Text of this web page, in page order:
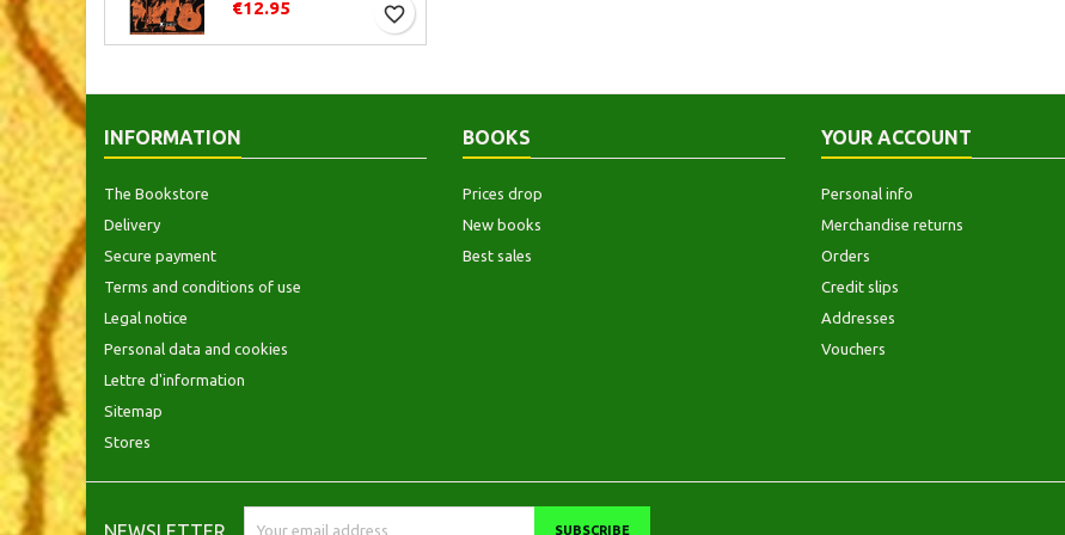
€12.95 favorite_border
INFORMATION
The Bookstore
Delivery
Secure payment
Terms and conditions of use
Legal notice
Personal data and cookies
Lettre d'information
Sitemap
Stores
BOOKS
Prices drop
New books
Best sales
YOUR ACCOUNT
Personal info
Merchandise returns
Orders
Credit slips
Addresses
Vouchers